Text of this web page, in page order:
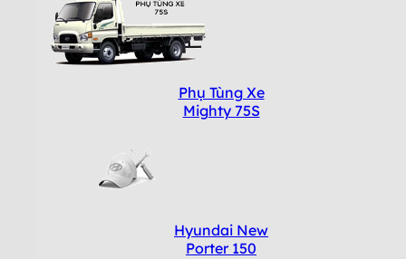
Phụ Tùng Xe
Mighty 75S
Hyundai New
Porter 150